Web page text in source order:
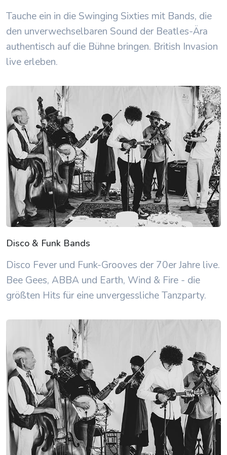
Tauche ein in die Swinging Sixties mit Bands, die
den unverwechselbaren Sound der Beatles-Ära
authentisch auf die Bühne bringen. British Invasion
live erleben.
Disco & Funk Bands
Disco Fever und Funk-Grooves der 70er Jahre live.
Bee Gees, ABBA und Earth, Wind & Fire - die
größten Hits für eine unvergessliche Tanzparty.